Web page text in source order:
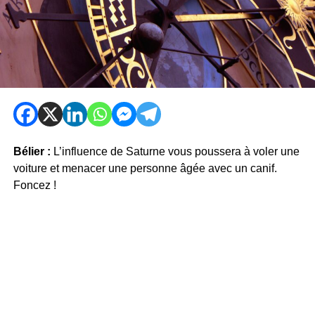
Bélier : L’influence de Saturne vous poussera à voler une
voiture et menacer une personne âgée avec un canif.
Foncez !